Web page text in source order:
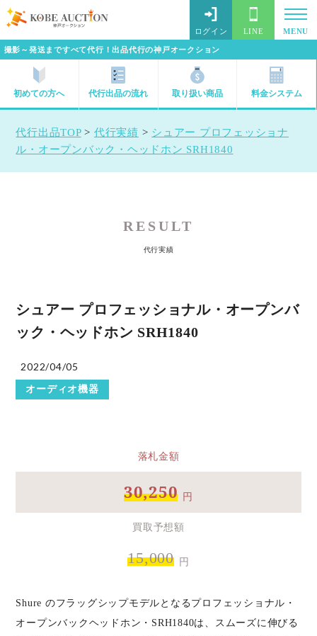
撮影～発送まですべて代行！出品代行の神戸オークション
ログイン LINE MENU
初めての方へ 代行出品の流れ 取り扱い商品 料金システム
代行出品TOP> 代行実績 > シュアー プロフェッショナ
ル・オープンバック・ヘッドホン SRH1840
RESULT
代行実績
シュアー プロフェッショナル・オープンバ
ック・ヘッドホン SRH1840
2022/04/05
オーディオ機器
落札金額
30,250 円
買取予想額
15,000 円
Shure のフラッグシップモデルとなるプロフェッショナル・
オープンバックヘッドホン・SRH1840は、スムーズに伸びる